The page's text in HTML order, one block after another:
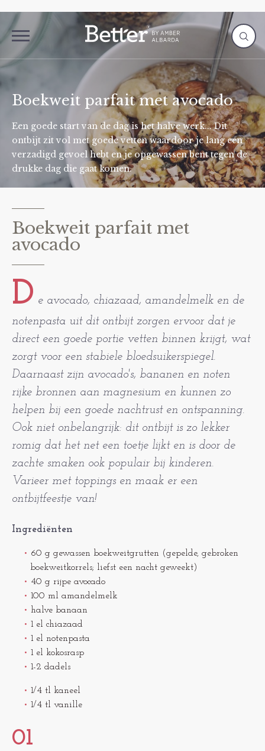
Boekweit parfait met avocado
Een goede start van de dag is het halve werk... Dit
ontbijt zit vol met goede vetten waardoor je lang een
verzadigd gevoel hebt en je opgewassen bent tegen de
drukke dag die gaat komen.
Boekweit parfait met
avocado
D e avocado, chiazaad, amandelmelk en de
notenpasta uit dit ontbijt zorgen ervoor dat je
direct een goede portie vetten binnen krijgt, wat
zorgt voor een stabiele bloedsuikerspiegel.
Daarnaast zijn avocado's, bananen en noten
rijke bronnen aan magnesium en kunnen zo
helpen bij een goede nachtrust en ontspanning.
Ook niet onbelangrijk: dit ontbijt is zo lekker
romig dat het net een toetje lijkt en is door de
zachte smaken ook populair bij kinderen.
Varieer met toppings en maak er een
ontbijtfeestje van!
Ingrediënten
60 g gewassen boekweitgrutten (gepelde, gebroken
boekweitkorrels; liefst een nacht geweekt)
40 g rijpe avocado
100 ml amandelmelk
halve banaan
1 el chiazaad
1 el notenpasta
1 el kokosrasp
1-2 dadels
1/4 tl kaneel
1/4 tl vanille
01